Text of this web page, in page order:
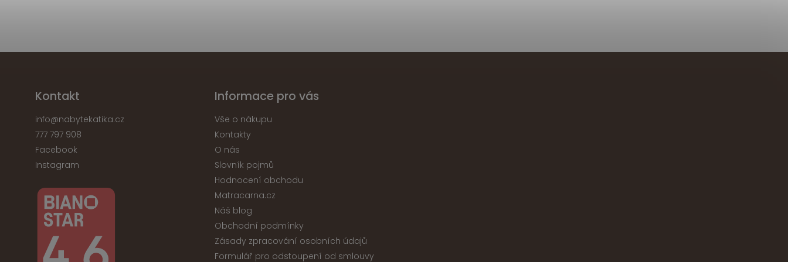
Kontakt
info@nabytekatika.cz
777 797 908
Facebook
Instagram
Informace pro vás
Vše o nákupu
Kontakty
O nás
Slovník pojmů
Hodnocení obchodu
Matracarna.cz
Náš blog
Obchodní podmínky
Zásady zpracování osobních údajů
Formulář pro odstoupení od smlouvy